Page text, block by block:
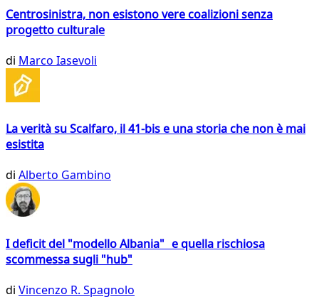
Centrosinistra, non esistono vere coalizioni senza
progetto culturale
di Marco Iasevoli
La verità su Scalfaro, il 41-bis e una storia che non è mai
esistita
di Alberto Gambino
I deficit del "modello Albania" e quella rischiosa
scommessa sugli "hub"
di Vincenzo R. Spagnolo